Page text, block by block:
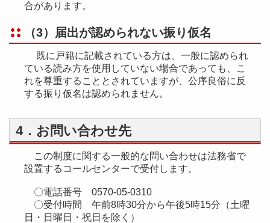
合があります。
（3）届出が認められない振り仮名
既に戸籍に記載されている方は、一般に認められ
ている読み方を使用していない場合であっても、こ
れを尊重することとされていますが、公序良俗に反
する振り仮名は認められません。
4．お問い合わせ先
この制度に関する一般的な問い合わせは法務省で
設置するコールセンターで受付します。
〇電話番号 0570-05-0310
〇受付時間 午前8時30分から午後5時15分（土曜
日・日曜日・祝日を除く）